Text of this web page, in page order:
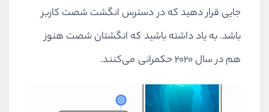
جایی قرار دهید که در دسترس انگشت شصت کاربر
باشد. به یاد داشته باشید که انگشتان شصت هنوز
هم در سال ۲۰۲۰ حکمرانی می‌کنند.